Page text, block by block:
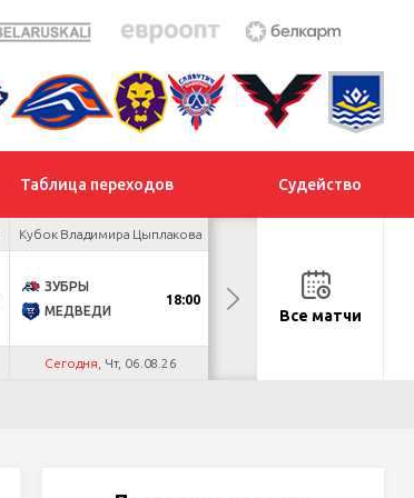
Таблица переходов Судейство
Кубок Владимира Цыплакова
ЗУБРЫ
МЕДВЕДИ
18:00
Сегодня , Чт, 06.08.26
ЯСТРЕБЫ
ПРОГРЕСС
Все матчи